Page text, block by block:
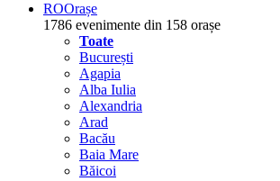
ROOrașe
1786 evenimente din 158 orașe
Toate
București
Agapia
Alba Iulia
Alexandria
Arad
Bacău
Baia Mare
Băicoi